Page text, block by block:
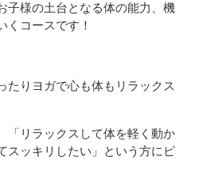
子様の土台となる体の能力、機
くコースです！
たりヨガで心も体もリラックス
「リラックスして体を軽く動か
スッキリしたい」という方にピ